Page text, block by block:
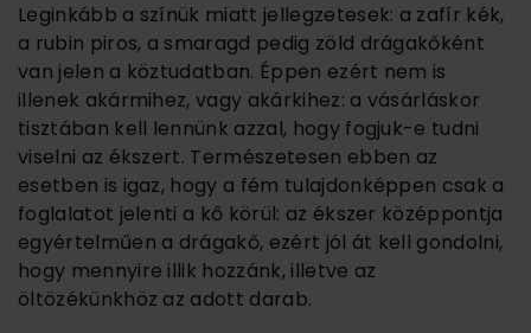
Leginkább a színük miatt jellegzetesek: a zafír kék,
a rubin piros, a smaragd pedig zöld drágakőként
van jelen a köztudatban. Éppen ezért nem is
illenek akármihez, vagy akárkihez: a vásárláskor
tisztában kell lennünk azzal, hogy fogjuk-e tudni
viselni az ékszert. Természetesen ebben az
esetben is igaz, hogy a fém tulajdonképpen csak a
foglalatot jelenti a kő körül: az ékszer középpontja
egyértelműen a drágakő, ezért jól át kell gondolni,
hogy mennyire illik hozzánk, illetve az
öltözékünkhöz az adott darab.